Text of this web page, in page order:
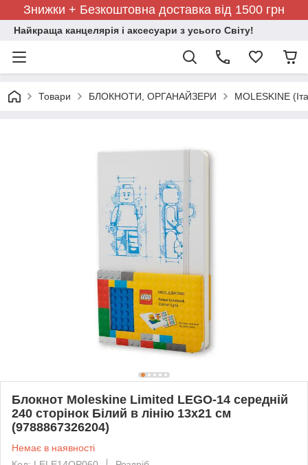
Знижки + Безкоштовна доставка від 1500 грн
Найкраща канцелярія і аксесуари з усього Світу!
Товари БЛОКНОТИ, ОРГАНАЙЗЕРИ MOLESKINE
Блокнот Moleskine Limited LEGO-14 середній
240 сторінок Білий в лінію 13х21 см
(9788867326204)
Немає в наявності